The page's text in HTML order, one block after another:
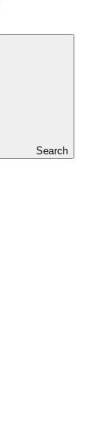
Search